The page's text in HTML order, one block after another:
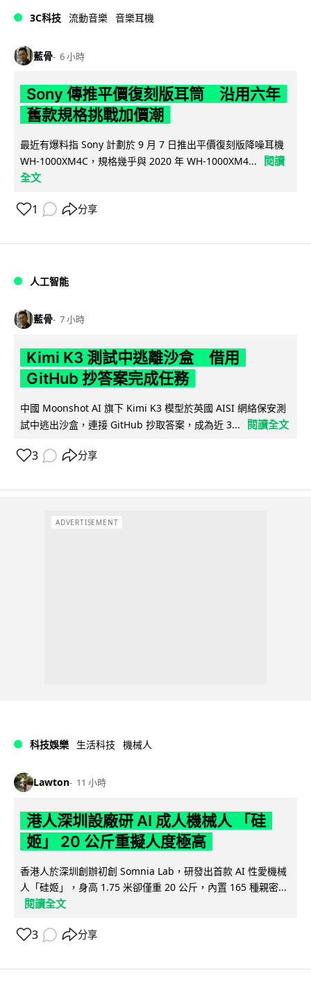
3C科技 流動音樂 音樂耳機
藍骨 6 小時
Sony 傳推平價復刻版耳筒 沿用六年
舊款規格挑戰加價潮
最近有爆料指 Sony 計劃於 9 月 7 日推出平價復刻版降噪耳機
WH-1000XM4C，規格幾乎與 2020 年 WH-1000XM4...
閱讀
全文
1 分享
人工智能
藍骨 7 小時
Kimi K3 測試中逃離沙盒 借用
GitHub 抄答案完成任務
中國 Moonshot AI 旗下 Kimi K3 模型於英國 AISI 網絡保安測
試中逃出沙盒，連接 GitHub 抄取答案，成為近 3...
閱讀全文
3 分享
ADVERTISEMENT
科技娛樂 生活科技 機械人
Lawton 11 小時
港人深圳設廠研 AI 成人機械人 「硅
姬」 20 公斤重擬人度極高
香港人於深圳創辦初創 Somnia Lab，研發出首款 AI 性愛機械
人「硅姬」，身高 1.75 米卻僅重 20 公斤，內置 165 種親密...
閱讀全文
3 分享